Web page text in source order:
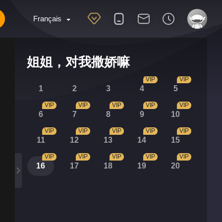
Français
姐姐，对我撒娇嘛
1 2 3 4
VIP
5
VIP
6
VIP
7
VIP
8
VIP
9
VIP
10
VIP
11
VIP
12
VIP
13
VIP
14
VIP
15
VIP
16
VIP
17
VIP
18
VIP
19
VIP
20
VIP